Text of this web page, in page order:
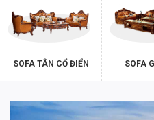
SOFA TÂN CỔ ĐIỂN SOFA